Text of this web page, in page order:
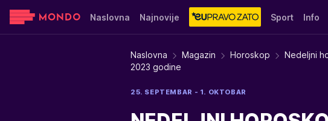
Naslovna Najnovije Sport Info
Stvar ukusa Yumama
Naslovna Magazin Horoskop Nedeljni
2023 godine
25. SEPTEMBAR - 1. OKTOBAR